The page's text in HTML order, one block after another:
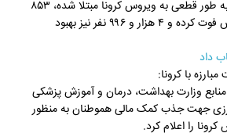
۱۴ هزار و ۹۹۱ نفر در کشور به طور قطعی به ویروس کرونا مبتلا شده، ۸۵۳
نفر بر اثر ابتلا به این ویروس فوت کرده و ۴ هزار و ۹۹۶ نفر نیز بهبود
داد
با کرونا:
وزارت بهداشت، درمان و آموزش پزشکی
جهت جذب کمک مالی هموطنان به منظور
را اعلام کرد.